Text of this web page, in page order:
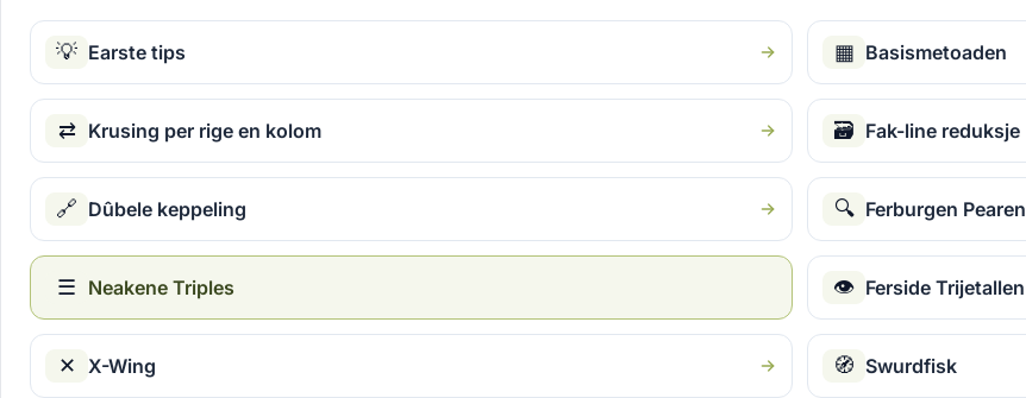
💡 Earste tips ▦ Basismetoaden
⇄ Krusing per rige en kolom 🗃 Fak-line reduksje
🔗 Dûbele keppeling 🔍 Ferburgen Pearen
☰ Neakene Triples 👁 Ferside Trijetallen
✕ X-Wing 🧭 Swurdfisk